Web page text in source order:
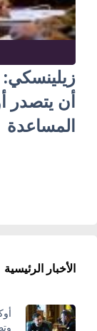
زيلينسكي:
أن يتصدر
المساعدة
الأخبار الرئيسية